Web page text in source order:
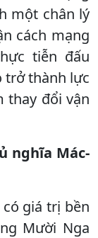
một chân lý
cách mạng
tiễn đấu
trở thành lực
thay đổi vận
nghĩa Mác-
giá trị bền
Mười Nga